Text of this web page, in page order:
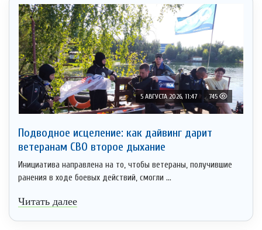
5 АВГУСТА 2026, 11:47 745
Подводное исцеление: как дайвинг дарит
ветеранам СВО второе дыхание
Инициатива направлена на то, чтобы ветераны, получившие
ранения в ходе боевых действий, смогли ...
Читать далее